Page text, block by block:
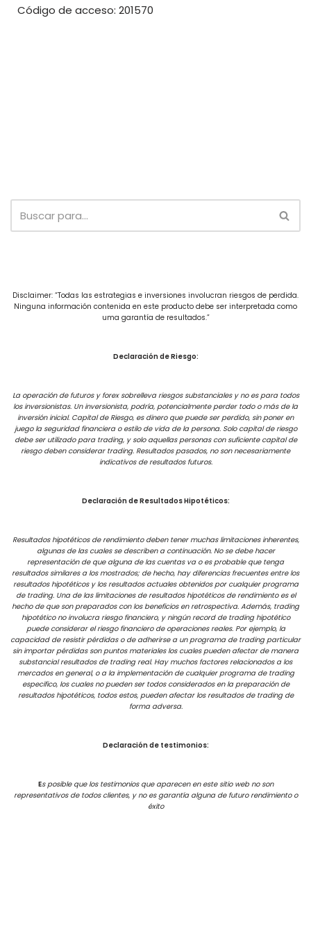
Código de acceso: 201570
Disclaimer: “Todas las estrategias e inversiones involucran riesgos de perdida.
Ninguna información contenida en este producto debe ser interpretada como
uma garantía de resultados.”
Declaración de Riesgo:
La operación de futuros y forex sobrelleva riesgos substanciales y no es para todos
los inversionistas. Un inversionista, podría, potencialmente perder todo o más de la
inversión inicial. Capital de Riesgo, es dinero que puede ser perdido, sin poner en
juego la seguridad financiera o estilo de vida de la persona. Solo capital de riesgo
debe ser utilizado para trading, y solo aquellas personas con suficiente capital de
riesgo deben considerar trading. Resultados pasados, no son necesariamente
indicativos de resultados futuros.
Declaración de Resultados Hipotéticos:
Resultados hipotéticos de rendimiento deben tener muchas limitaciones inherentes,
algunas de las cuales se describen a continuación. No se debe hacer
representación de que alguna de las cuentas va o es probable que tenga
resultados similares a los mostrados; de hecho, hay diferencias frecuentes entre los
resultados hipotéticos y los resultados actuales obtenidos por cualquier programa
de trading. Una de las limitaciones de resultados hipotéticos de rendimiento es el
hecho de que son preparados con los beneficios en retrospectiva. Además, trading
hipotético no involucra riesgo financiero, y ningún record de trading hipotético
puede considerar el riesgo financiero de operaciones reales. Por ejemplo, la
capacidad de resistir pérdidas o de adherirse a un programa de trading particular
sin importar pérdidas son puntos materiales los cuales pueden afectar de manera
substancial resultados de trading real. Hay muchos factores relacionados a los
mercados en general, o a la implementación de cualquier programa de trading
especifico, los cuales no pueden ser todos considerados en la preparación de
resultados hipotéticos, todos estos, pueden afectar los resultados de trading de
forma adversa.
Declaración de testimonios:
Es posible que los testimonios que aparecen en este sitio web no son
representativos de todos clientes, y no es garantía alguna de futuro rendimiento o
éxito